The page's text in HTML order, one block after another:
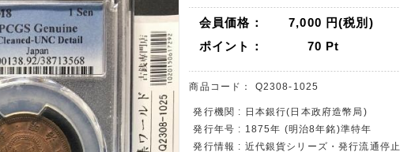
会員価格： 7,000 円(税別)
ポイント：
70 Pt
商品コード： Q2308-1025
発行機関 : 日本銀行(日本政府造幣局)
発行年号 : 1875年 (明治8年銘)準特年
発行情報 : 近代銀貨シリーズ・発行流通停止